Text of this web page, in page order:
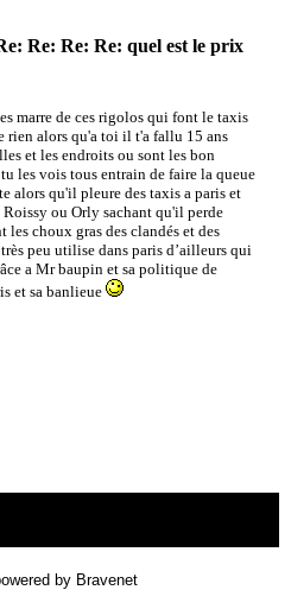
Re: Re: Re: quel est le prix
marre de ces rigolos qui font le taxis
rien alors qu'a toi il t'a fallu 15 ans
et les endroits ou sont les bon
les vois tous entrain de faire la queue
alors qu'il pleure des taxis a paris et
ou Orly sachant qu'il perde
les choux gras des clandés et des
peu utilise dans paris d’ailleurs qui
a Mr baupin et sa politique de
et sa banlieue
by Bravenet